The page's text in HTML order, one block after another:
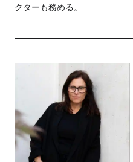
クターも務める。